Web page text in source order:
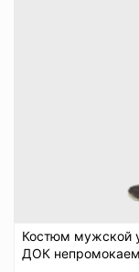
Костюм мужской
ДОК